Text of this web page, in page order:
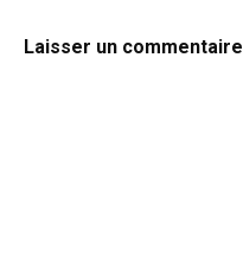
Laisser un commentaire